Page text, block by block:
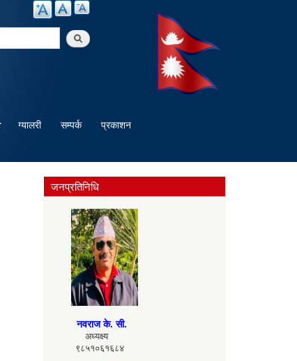
ग्यालरी सम्पर्क
प्रकाशन
जनप्रतिनिधि
नवराज के. सी.
अध्यक्ष्य
९८५१०६१६८४